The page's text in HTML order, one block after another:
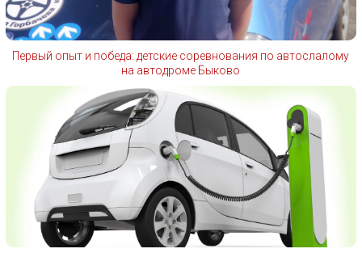
Первый опыт и победа: детские соревнования по автослалому
на автодроме Быково